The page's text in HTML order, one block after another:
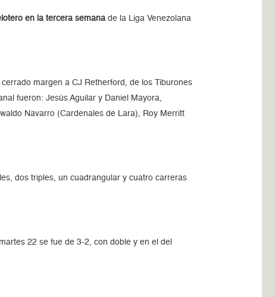
en la tercera semana de la Liga Venezolana
margen a CJ Retherford, de los Tiburones
fueron: Jesús Aguilar y Daniel Mayora,
Navarro (Cardenales de Lara), Roy Merritt
dos triples, un cuadrangular y cuatro carreras
22 se fue de 3-2, con doble y en el del